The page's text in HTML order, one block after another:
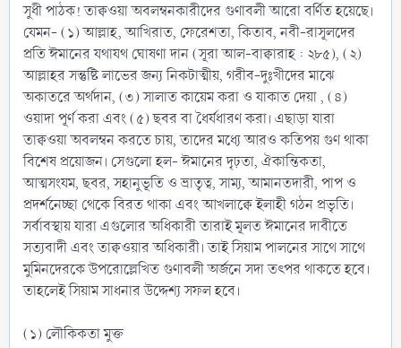
সুধী পাঠক! তাক্বওয়া অবলম্বনকারীদের গুণাবলী আরো বর্ণিত হয়েছে।
যেমন- (১) আল্লাহ, আখিরাত, ফেরেশতা, কিতাব, নবী-রাসূলদের
প্রতি ঈমানের যথাযথ ঘোষণা দান (সূরা আল-বাক্বারাহ : ২৮৫), (২)
আল্লাহর সন্তুষ্টি লাভের জন্য নিকটাত্মীয়, গরীব-দুঃখীদের মাঝে
অকাতরে অর্থদান, (৩) সালাত কায়েম করা ও যাকাত দেয়া , (৪)
ওয়াদা পূর্ণ করা এবং (৫) ছবর বা ধৈর্যধারণ করা। এছাড়া যারা
তাক্বওয়া অবলম্বন করতে চায়, তাদের মধ্যে আরও কতিপয় গুণ থাকা
বিশেষ প্রয়োজন। সেগুলো হল- ঈমানের দৃঢ়তা, ঐকান্তিকতা,
আত্মসংযম, ছবর, সহানুভূতি ও ভ্রাতৃত্ব, সাম্য, আমানতদারী, পাপ ও
প্রদর্শনেচ্ছা থেকে বিরত থাকা এবং আখলাক্বে ইলাহী গঠন প্রভৃতি।
সর্বাবস্থায় যারা এগুলোর অধিকারী তারাই মূলত ঈমানের দাবীতে
সত্যবাদী এবং তাক্বওয়ার অধিকারী। তাই সিয়াম পালনের সাথে সাথে
মুমিনদেরকে উপরোল্লেখিত গুণাবলী অর্জনে সদা তৎপর থাকতে হবে।
তাহলেই সিয়াম সাধনার উদ্দেশ্য সফল হবে।
(১) লৌকিকতা মুক্ত